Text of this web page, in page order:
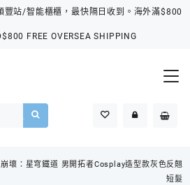
豐站/智能櫃櫃，最快隔日收到。海外滿$800
FREE OVERSEA SHIPPING
崩壞：星穹鐵道 男開拓者Cosplay造型款灰色反翹
短髮